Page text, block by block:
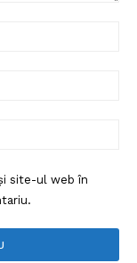
site-ul web în